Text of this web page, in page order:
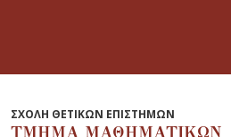
ΣΧΟΛΗ ΘΕΤΙΚΩΝ ΕΠΙΣΤΗΜΩΝ
ΤΜΗΜΑ ΜΑΘΗΜΑΤΙΚΩΝ